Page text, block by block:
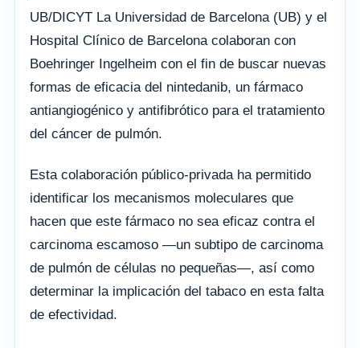
UB/DICYT La Universidad de Barcelona (UB) y el
Hospital Clínico de Barcelona colaboran con
Boehringer Ingelheim con el fin de buscar nuevas
formas de eficacia del nintedanib, un fármaco
antiangiogénico y antifibrótico para el tratamiento
del cáncer de pulmón.
Esta colaboración público-privada ha permitido
identificar los mecanismos moleculares que
hacen que este fármaco no sea eficaz contra el
carcinoma escamoso —un subtipo de carcinoma
de pulmón de células no pequeñas—, así como
determinar la implicación del tabaco en esta falta
de efectividad.